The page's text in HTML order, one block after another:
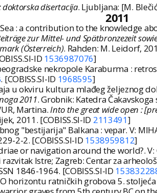
doktorska disertacija. Ljubljana: [M.
2011
Sea : a contribution to the knowledge
zur Mittel- und Spätbronzezeit
(Österreich). Rahden: M. Leidorf,
ID 1536987076]
nekropole Karaburma :
. [COBISS.SI-ID 1968595]
u okviru kultura mlađeg željeznog
2011. Grobnik: Katedra Čakavskoga
Martina.Into the great wide open :
2011. [COBISS.SI-ID 2113491]
"bestijarija" Balkana : vepar. V:
2-2. [COBISS.SI-ID 1538959812]
or navigation around the world?. V:
Istre; Zagreb: Centar za
1846-1964. [COBISS.SI-ID
O horizontu ratničkih grobova 5.